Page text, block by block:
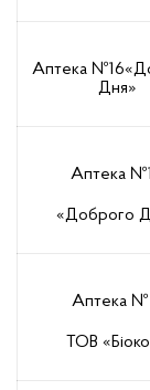
Аптека
Дня»
Аптека
«Доброго
Аптека №
ТОВ